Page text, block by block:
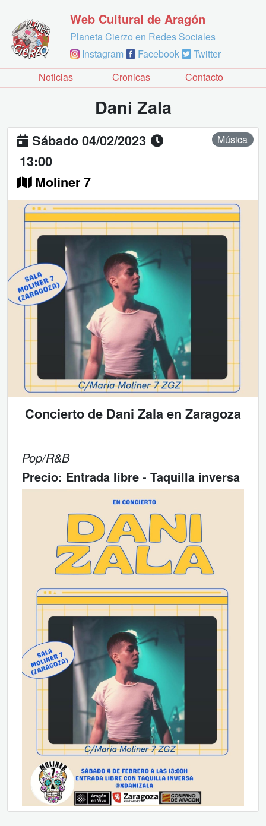
Web Cultural de Aragón
Planeta Cierzo en Redes Sociales
Instagram
Facebook
Twitter
Noticias
Cronicas Contacto
Dani Zala
Sábado 04/02/2023
13:00
Moliner 7
Música
Concierto de Dani Zala en Zaragoza
Pop/R&B
Precio: Entrada libre - Taquilla inversa